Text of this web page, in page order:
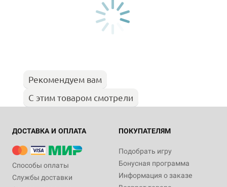
Рекомендуем вам
С этим товаром смотрели
ДОСТАВКА И ОПЛАТА
Способы оплаты
Службы доставки
ПОКУПАТЕЛЯМ
Подобрать игру
Бонусная программа
Информация о заказе